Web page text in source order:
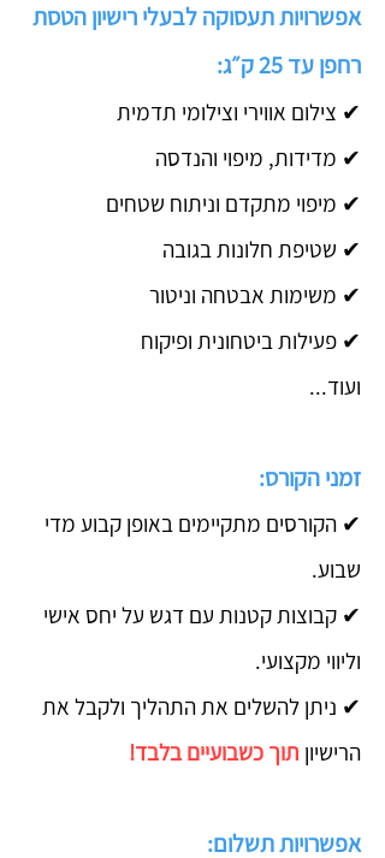
אפשרויות תעסוקה לבעלי רישיון הטסת
רחפן עד 25 ק״ג:
✔ צילום אווירי וצילומי תדמית
✔ מדידות, מיפוי והנדסה
✔ מיפוי מתקדם וניתוח שטחים
✔ שטיפת חלונות בגובה
✔ משימות אבטחה וניטור
✔ פעילות ביטחונית ופיקוח
ועוד...
זמני הקורס:
✔ הקורסים מתקיימים באופן קבוע מדי
שבוע.
✔ קבוצות קטנות עם דגש על יחס אישי
וליווי מקצועי.
✔ ניתן להשלים את התהליך ולקבל את
הרישיון תוך כשבועיים בלבד!
אפשרויות תשלום: